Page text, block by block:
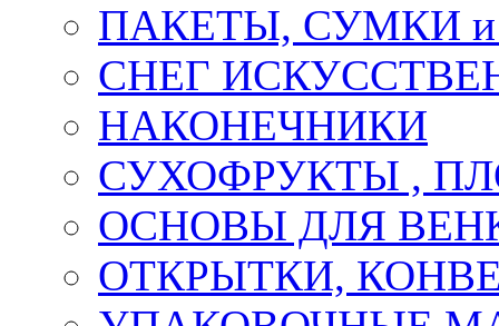
ПАКЕТЫ, СУМКИ
СНЕГ
НАКОНЕЧНИКИ
СУХОФРУКТЫ ,
ОСНОВЫ ДЛЯ
ОТКРЫТКИ,